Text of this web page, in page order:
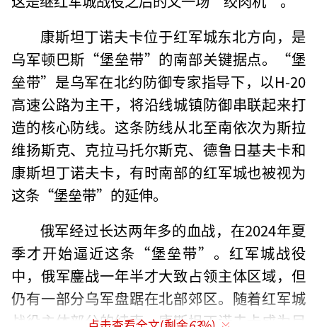
康斯坦丁诺夫卡位于红军城东北方向，是
乌军顿巴斯“堡垒带”的南部关键据点。“堡
垒带”是乌军在北约防御专家指导下，以H-20
高速公路为主干，将沿线城镇防御串联起来打
造的核心防线。这条防线从北至南依次为斯拉
维扬斯克、克拉马托尔斯克、德鲁日基夫卡和
康斯坦丁诺夫卡，有时南部的红军城也被视为
这条“堡垒带”的延伸。
俄军经过长达两年多的血战，在2024年夏
季才开始逼近这条“堡垒带”。红军城战役
中，俄军鏖战一年半才大致占领主体区域，但
仍有一部分乌军盘踞在北部郊区。随着红军城
战役主体部分的结束，康斯坦丁诺夫卡成为目